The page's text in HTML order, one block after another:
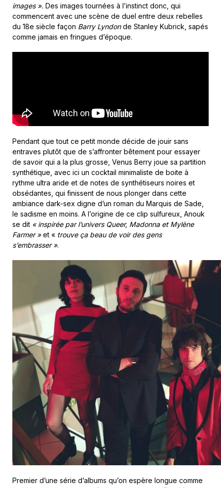
images ». Des images tournées à l’instinct donc, qui
commencent avec une scène de duel entre deux rebelles
du 18e siècle façon Barry Lyndonde Stanley Kubrick, sapés
comme jamais en fringues d’époque.
Pendant que tout ce petit monde décide de jouir sans
entraves plutôt que de s’affronter bêtement pour essayer
de savoir qui a la plus grosse, Venus Berry joue sa partition
synthétique, avec ici un cocktail minimaliste de boite à
rythme ultra aride et de notes de synthétiseurs noires et
obsédantes, qui finissent de nous plonger dans cette
ambiance dark-sex digne d’un roman du Marquis de Sade,
le sadisme en moins. A l’origine de ce clip sulfureux, Anouk
se dit « inspirée par l’univers Queer, Madonna et Mylène
Farmer »et « trouve ça beau de voir des gens
s’embrasser ».
Premier d’une série d’albums qu’on espère longue comme